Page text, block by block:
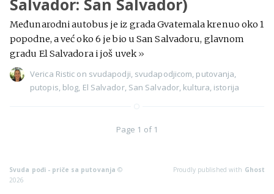
Međunarodni autobus je iz grada Gvatemala krenuo oko 1
popodne, a već oko 6 je bio u San Salvadoru, glavnom
gradu El Salvadora i još uvek»
Verica Ristic on svudapodji, svudapodjicom, putovanja,
putopis, blog, El Salvador, San Salvador, kultura, istorija
Page 1 of 1
Svuda pođi - priče sa putovanja ©
2026
Proudly published with Ghost